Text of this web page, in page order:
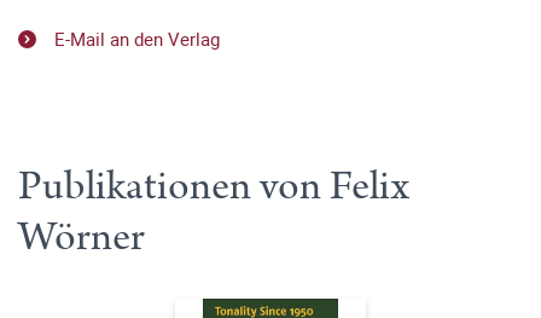
E-Mail an den Verlag
Publikationen von Felix
Wörner